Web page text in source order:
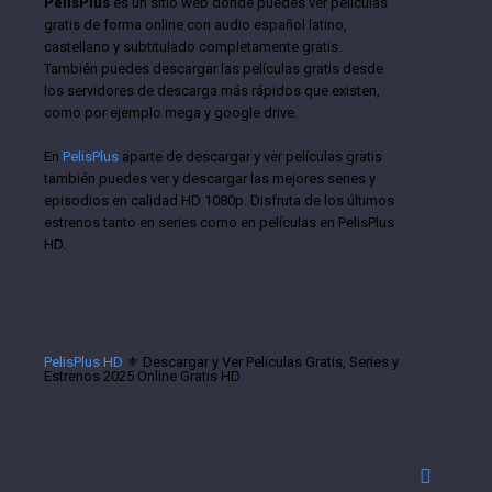
gratis de forma online con audio español latino,
castellano y subtitulado completamente gratis.
También puedes descargar las películas gratis desde
los servidores de descarga más rápidos que existen,
como por ejemplo mega y google drive.
En PelisPlus aparte de descargar y ver películas gratis
también puedes ver y descargar las mejores series y
episodios en calidad HD 1080p. Disfruta de los últimos
estrenos tanto en series como en películas en PelisPlus
HD.
PelisPlus HD ⚜️ Descargar y Ver Peliculas Gratis, Series y
Estrenos 2025 Online Gratis HD